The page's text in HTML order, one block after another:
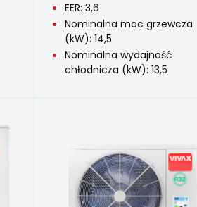
EER: 3,6
Nominalna moc grzewcza
(kW): 14,5
Nominalna wydajność
chłodnicza (kW): 13,5